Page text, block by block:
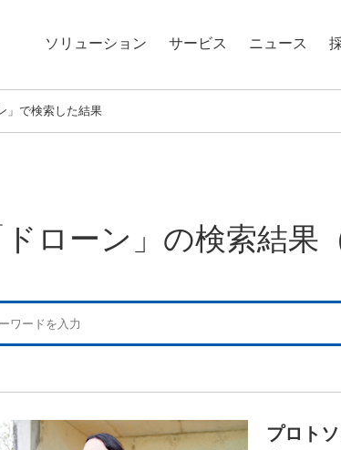
ソリューション サービス ニュース
」で検索した結果
ドローン」の検索結果
プロト